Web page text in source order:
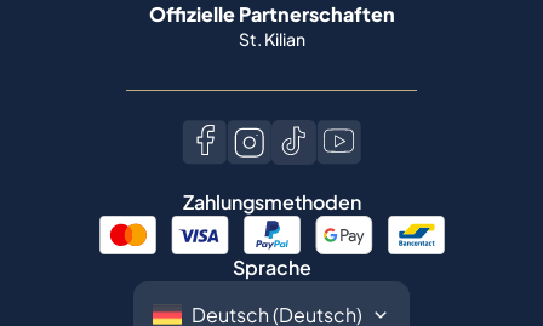
Offizielle Partnerschaften
St. Kilian
Zahlungsmethoden
Sprache